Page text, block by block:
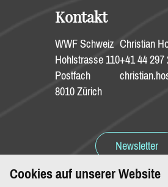
Kontakt
WWF Schweiz
Hohlstrasse 110
Postfach
8010 Zürich
Christian
+41 44
Newsletter
Spenden
Cookies auf unserer Website